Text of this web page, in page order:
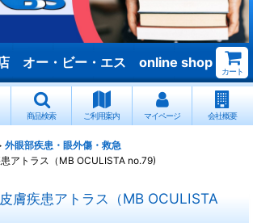
オー・ビー・エス online shop
カート
商品検索 ご利用案内 マイページ 会社概要
外眼部疾患・眼外傷・救急
アトラス（MB OCULISTA no.79)
膚疾患アトラス（MB OCULISTA